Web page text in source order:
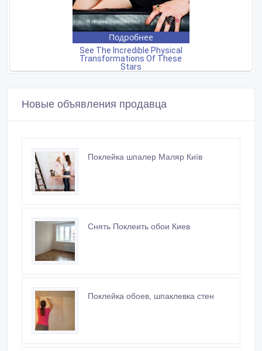
Новые объявления продавца
Поклейка шпалер Маляр Київ
Снять Поклеить обои Киев
​Поклейка обоев, шпаклевка стен